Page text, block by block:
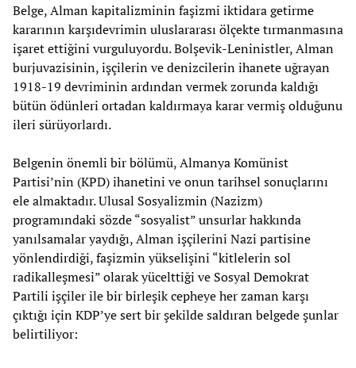
Belge, Alman kapitalizminin faşizmi iktidara getirme
kararının karşıdevrimin uluslararası ölçekte tırmanmasına
işaret ettiğini vurguluyordu. Bolşevik-Leninistler, Alman
burjuvazisinin, işçilerin ve denizcilerin ihanete uğrayan
1918-19 devriminin ardından vermek zorunda kaldığı
bütün ödünleri ortadan kaldırmaya karar vermiş olduğunu
ileri sürüyorlardı.
Belgenin önemli bir bölümü, Almanya Komünist
Partisi’nin (KPD) ihanetini ve onun tarihsel sonuçlarını
ele almaktadır. Ulusal Sosyalizmin (Nazizm)
programındaki sözde “sosyalist” unsurlar hakkında
yanılsamalar yaydığı, Alman işçilerini Nazi partisine
yönlendirdiği, faşizmin yükselişini “kitlelerin sol
radikalleşmesi” olarak yücelttiği ve Sosyal Demokrat
Partili işçiler ile bir birleşik cepheye her zaman karşı
çıktığı için KDP’ye sert bir şekilde saldıran belgede şunlar
belirtiliyor: